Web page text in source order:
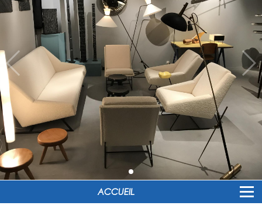
ACCUEIL